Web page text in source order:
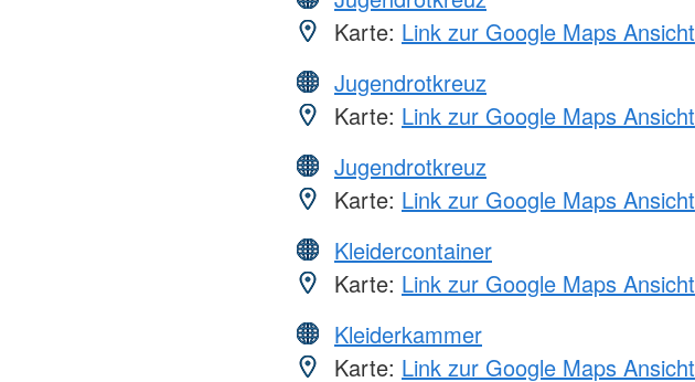
Karte: Link zur Google Maps Ansicht
Jugendrotkreuz
Karte: Link zur Google Maps Ansicht
Jugendrotkreuz
Karte: Link zur Google Maps Ansicht
Kleidercontainer
Karte: Link zur Google Maps Ansicht
Kleiderkammer
Karte: Link zur Google Maps Ansicht